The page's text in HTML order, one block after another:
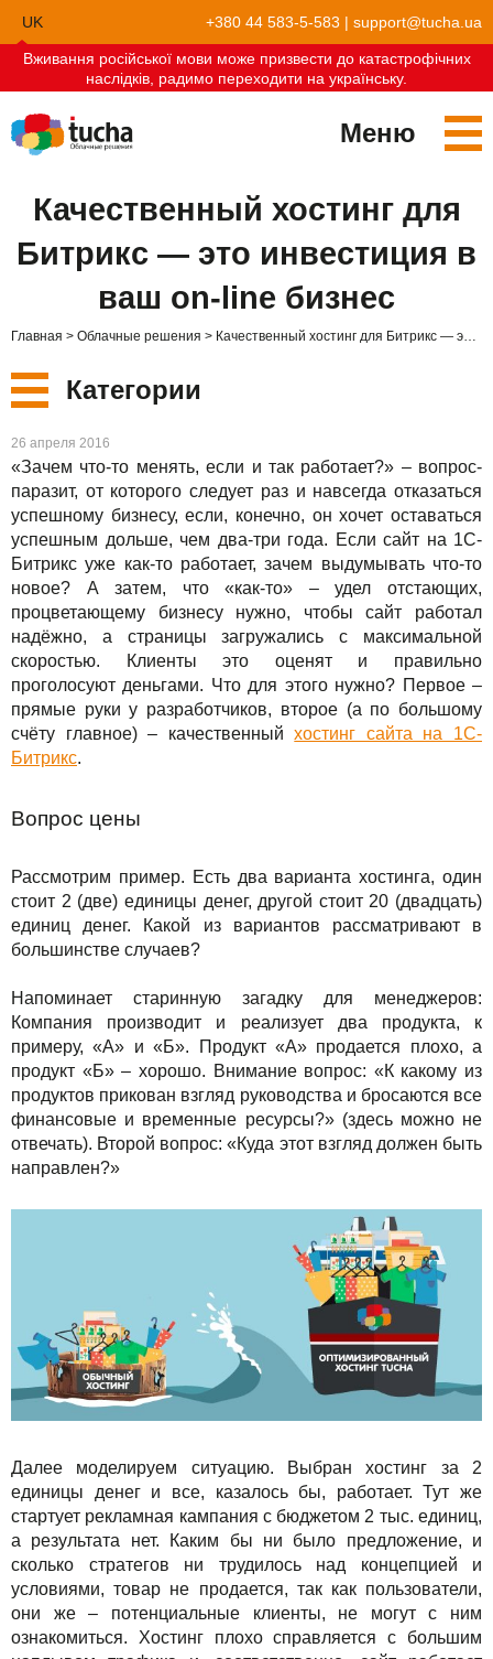
UK
EN
+380 44 583-5-583 | support@tucha.ua
Вживання російської мови може призвести до катастрофічних
наслідків, радимо переходити на українську.
Меню
TuchaBit+
TuchaMetal
TuchaBackup
TuchaHosting
TuchaSync
Бухгалтерия в облаке
Облака для e-commerce
Хостинг сайтов-конструкторов
Удаленный офис
Реселінг хостингу
Стать партнёром
Отзывы
Компания
Карьера
Контакты
Качественный хостинг для
Битрикс — это инвестиция в
ваш on-line бизнес
Главная Облачные решения Качественный хостинг для Битрикс — это инвестиция в ваш on-line бизнес
Категории
Новые
Сервисы
Решения
Для бизнеса
Техподдержка
Инструкции
События
Праздники
Акции
26 апреля 2016
«Зачем что-то менять, если и так работает?» – вопрос-
паразит, от которого следует раз и навсегда отказаться
успешному бизнесу, если, конечно, он хочет оставаться
успешным дольше, чем два-три года. Если сайт на 1С-
Битрикс уже как-то работает, зачем выдумывать что-то
новое? А затем, что «как-то» – удел отстающих,
процветающему бизнесу нужно, чтобы сайт работал
надёжно, а страницы загружались с максимальной
скоростью. Клиенты это оценят и правильно
проголосуют деньгами. Что для этого нужно? Первое –
прямые руки у разработчиков, второе (а по большому
счёту главное) – качественныйхостинг сайта на 1С-
Битрикс.
Вопрос цены
Рассмотрим пример. Есть два варианта хостинга, один
стоит 2 (две) единицы денег, другой стоит 20 (двадцать)
единиц денег. Какой из вариантов рассматривают в
большинстве случаев?
Напоминает старинную загадку для менеджеров:
Компания производит и реализует два продукта, к
примеру, «А» и «Б». Продукт «А» продается плохо, а
продукт «Б» – хорошо. Внимание вопрос: «К какому из
продуктов прикован взгляд руководства и бросаются все
финансовые и временные ресурсы?» (здесь можно не
отвечать). Второй вопрос: «Куда этот взгляд должен быть
направлен?»
Далее моделируем ситуацию. Выбран хостинг за 2
единицы денег и все, казалось бы, работает. Тут же
стартует рекламная кампания с бюджетом 2 тыс. единиц,
а результата нет. Каким бы ни было предложение, и
сколько стратегов ни трудилось над концепцией и
условиями, товар не продается, так как пользователи,
они же – потенциальные клиенты, не могут с ним
ознакомиться. Хостинг плохо справляется с большим